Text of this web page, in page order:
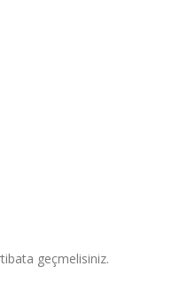
geçmelisiniz.